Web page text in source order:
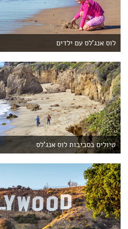
לוס אנג'לס עם ילדים
טיולים בסביבות לוס אנג'לס